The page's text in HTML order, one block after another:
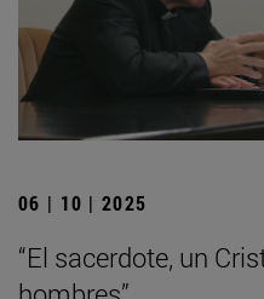
06 | 10 | 2025
“El sacerdote, un